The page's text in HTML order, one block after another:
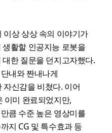
이상 상상 속의 이야기가
활할 인공지능 로봇을
한 질문을 던지고자했다.
내와 짠내나게
자신감을 비쳤다. 이어
이미 완료되었지만,
큼 수준 높은 영상미를
지 CG 및 특수효과 등